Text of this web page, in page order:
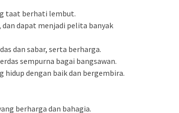
taat berhati lembut.
dan dapat menjadi pelita banyak
dan sabar, serta berharga.
sempurna bagai bangsawan.
hidup dengan baik dan bergembira.
berharga dan bahagia.